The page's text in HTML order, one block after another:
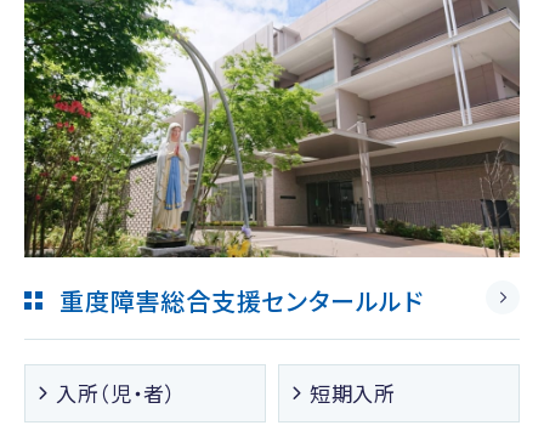
重度障害総合支援センタールルド
入所（児・者） 短期入所